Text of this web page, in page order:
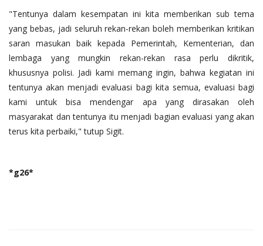
"Tentunya dalam kesempatan ini kita memberikan sub tema
yang bebas, jadi seluruh rekan-rekan boleh memberikan kritikan
saran masukan baik kepada Pemerintah, Kementerian, dan
lembaga yang mungkin rekan-rekan rasa perlu dikritik,
khususnya polisi. Jadi kami memang ingin, bahwa kegiatan ini
tentunya akan menjadi evaluasi bagi kita semua, evaluasi bagi
kami untuk bisa mendengar apa yang dirasakan oleh
masyarakat dan tentunya itu menjadi bagian evaluasi yang akan
terus kita perbaiki," tutup Sigit.
*g26*